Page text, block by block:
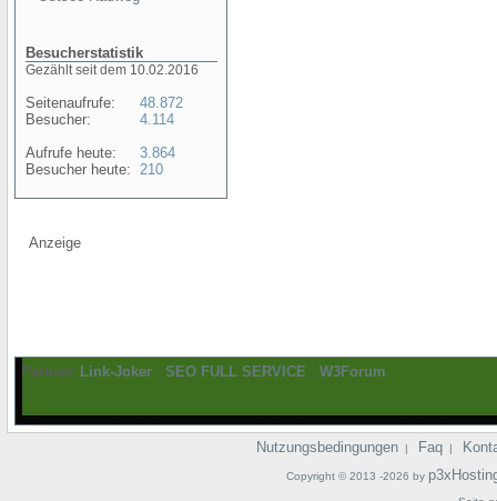
Besucherstatistik
Gezählt seit dem 10.02.2016
Seitenaufrufe:
Besucher:
Aufrufe heute:
Besucher heute:
48.872
4.114
3.864
210
Anzeige
Partner: Link-Joker - SEO FULL SERVICE - W3Forum
Nutzungsbedingungen | Faq |
Copyright © 2013 -2026 by